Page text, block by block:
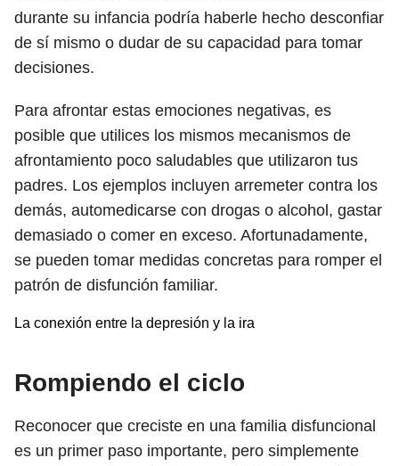
durante su infancia podría haberle hecho desconfiar
de sí mismo o dudar de su capacidad para tomar
decisiones.
Para afrontar estas emociones negativas, es
posible que utilices los mismos mecanismos de
afrontamiento poco saludables que utilizaron tus
padres. Los ejemplos incluyen arremeter contra los
demás, automedicarse con drogas o alcohol, gastar
demasiado o comer en exceso. Afortunadamente,
se pueden tomar medidas concretas para romper el
patrón de disfunción familiar.
La conexión entre la depresión y la ira
Rompiendo el ciclo
Reconocer que creciste en una familia disfuncional
es un primer paso importante, pero simplemente